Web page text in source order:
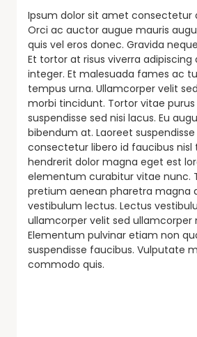
Ipsum dolor sit amet consectetur
Orci ac auctor augue mauris
quis vel eros donec. Gravida
Et tortor at risus viverra adipiscing
integer. Et malesuada fames ac
tempus urna. Ullamcorper velit
morbi tincidunt. Tortor vitae
suspendisse sed nisi lacus. Eu
bibendum at. Laoreet
consectetur libero id faucibus nisl
hendrerit dolor magna eget est
elementum curabitur vitae nunc.
pretium aenean pharetra magna
vestibulum lectus. Lectus
ullamcorper velit sed ullamcorper
Elementum pulvinar etiam non
suspendisse faucibus. Vulputate
commodo quis.